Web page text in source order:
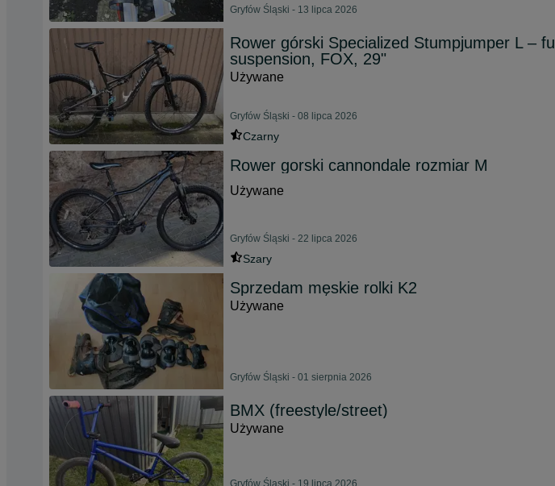
Gryfów Śląski - 13 lipca 2026
Rower górski Specialized Stumpjumper L – full
suspension, FOX, 29"
Używane
Gryfów Śląski - 08 lipca 2026
Czarny
Rower gorski cannondale rozmiar M
Używane
Gryfów Śląski - 22 lipca 2026
Szary
Sprzedam męskie rolki K2
Używane
Gryfów Śląski - 01 sierpnia 2026
BMX (freestyle/street)
Używane
Gryfów Śląski - 19 lipca 2026